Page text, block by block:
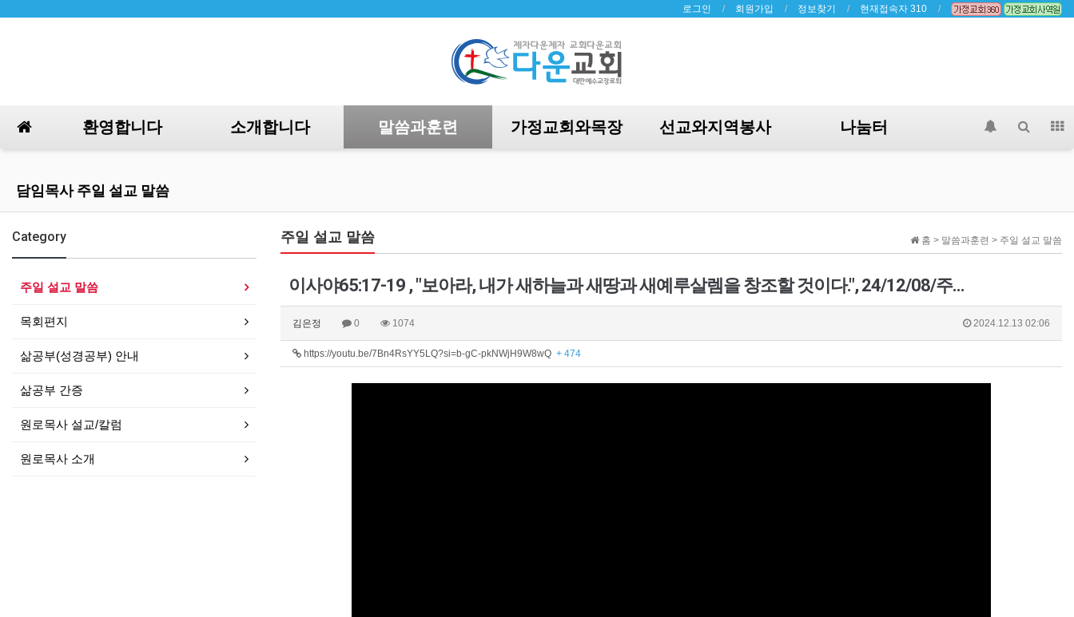
로그인 회원가입 정보찾기 현재접속자 310
환영합니다 소개합니다 말씀과훈련 가정교회와목장 선교와지역봉사 나눔터
담임목사 주일 설교 말씀
홈 > 말씀과훈련 > 주일 설교 말씀
주일 설교 말씀
이사야65:17-19 , "보아라, 내가 새하늘과 새땅과 새예루살렘을 창조할 것이다.", 24/12/08/주…
김은정 0 1074 2024.12.13 02:06
https://youtu.be/7Bn4RsYY5LQ?si=b-gC-pkNWjH9W8wQ + 474
Category
주일 설교 말씀
목회편지
삶공부(성경공부) 안내
삶공부 간증
원로목사 설교/칼럼
원로목사 소개